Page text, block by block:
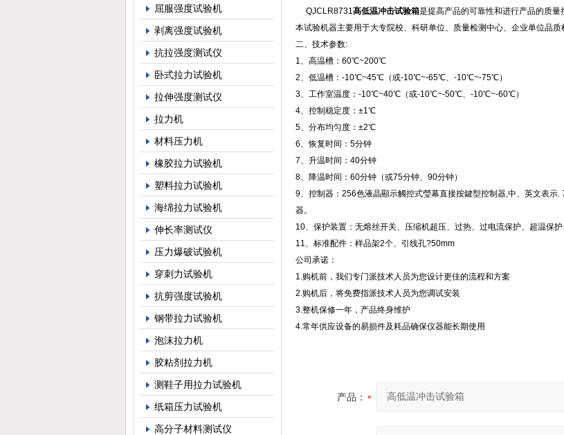
屈服强度试验机
剥离强度试验机
抗拉强度测试仪
卧式拉力试验机
拉伸强度测试仪
拉力机
材料压力机
橡胶拉力试验机
塑料拉力试验机
海绵拉力试验机
伸长率测试仪
压力爆破试验机
穿刺力试验机
抗剪强度试验机
钢带拉力试验机
泡沫拉力机
胶粘剂拉力机
测鞋子用拉力试验机
纸箱压力试验机
高分子材料测试仪
QJCLR8731高低温冲击试验箱是提高产品的可靠性和进行产品的质
本试验机器主要用于大专院校、科研单位、质量检测中心、企业单位品
二、技术参数:
1、高温槽：60℃~200℃
2、低温槽：-10℃~45℃（或-10℃~-65℃、-10℃~-75℃）
3、工作室温度：-10℃~40℃（或-10℃~-50℃、-10℃~-60℃）
4、控制稳定度：±1℃
5、分布均匀度：±2℃
6、恢复时间：5分钟
7、升温时间：40分钟
8、降温时间：60分钟（或75分钟、90分钟）
9、控制器：256色液晶顯示觸控式瑩幕直接按鍵型控制器,中、英文表示
器。
10、保护装置：无熔丝开关、压缩机超压、过热、过电流保护、超温保
11、标准配件：样品架2个、引线孔?50mm
公司承诺：
1.购机前，我们专门派技术人员为您设计更佳的流程和方案
2.购机后，将免费指派技术人员为您调试安装
3.整机保修一年，产品终身维护
4.常年供应设备的易损件及耗品确保仪器能长期使用
产品：